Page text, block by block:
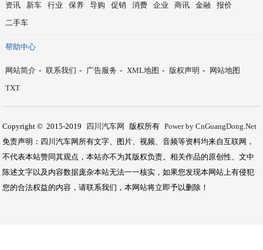
资讯 新车 行业 保养 导购 促销 消费 企业 商讯 金融
报价
二手车
帮助中心
网站简介 - 联系我们 - 广告服务 - XML地图 - 版权声明 -
网站地图
TXT
Copyright © 2015-2019 四川汽车网 版权所有 Power by CnGuangDong.Net
免责声明：四川汽车网所有文字、图片、视频、音频等资料均来自互联网，
不代表本站赞同其观点，本站亦不为其版权负责。相关作品的原创性、文中
陈述文字以及内容数据庞杂本站无法一一核实，如果您发现本网站上有侵犯
您的合法权益的内容，请联系我们，本网站将立即予以删除！